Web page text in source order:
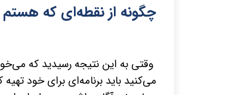
چگونه از نقطه‌ای که
وقتی به این نتیجه رسیدید که
می‌کنید باید برنامه‌ای برای خود